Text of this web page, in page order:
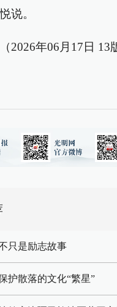
说。
2026年06月17日 13
只是励志故事
护散落的文化“繁星”